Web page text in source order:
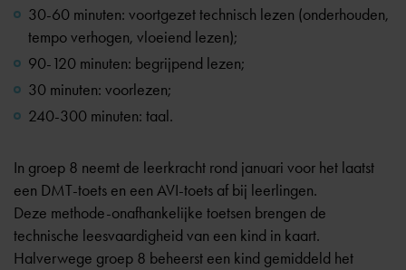
30-60 minuten: voortgezet technisch lezen (onderhouden,
tempo verhogen, vloeiend lezen);
90-120 minuten: begrijpend lezen;
30 minuten: voorlezen;
240-300 minuten: taal.
In groep 8 neemt de leerkracht rond januari voor het laatst
een DMT-toets en een AVI-toets af bij leerlingen.
Deze methode-onafhankelijke toetsen brengen de
technische leesvaardigheid van een kind in kaart.
Halverwege groep 8 beheerst een kind gemiddeld het